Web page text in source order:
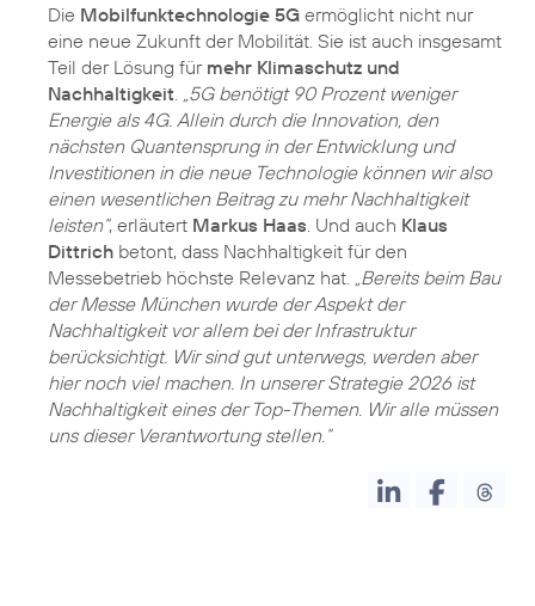
Die Mobilfunktechnologie 5G ermöglicht nicht nur
eine neue Zukunft der Mobilität. Sie ist auch insgesamt
Teil der Lösung für mehr Klimaschutz und
Nachhaltigkeit
„5G benötigt 90 Prozent weniger
Energie als 4G. Allein durch die Innovation, den
nächsten Quantensprung in der Entwicklung und
Investitionen in die neue Technologie können wir also
einen wesentlichen Beitrag zu mehr Nachhaltigkeit
leisten“, erläutert Markus Haas . Und auch Klaus
Dittrich betont, dass Nachhaltigkeit für den
Messebetrieb höchste Relevanz hat.
„Bereits beim Bau
der Messe München wurde der Aspekt der
Nachhaltigkeit vor allem bei der Infrastruktur
berücksichtigt. Wir sind gut unterwegs, werden aber
hier noch viel machen. In unserer Strategie 2026 ist
Nachhaltigkeit eines der Top-Themen. Wir alle müssen
uns dieser Verantwortung stellen.“